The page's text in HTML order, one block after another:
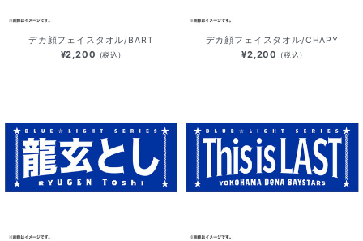
デカ顔フェイスタオル/BART
¥2,200 (税込)
デカ顔フェイスタオル/CHAPY
¥2,200 (税込)